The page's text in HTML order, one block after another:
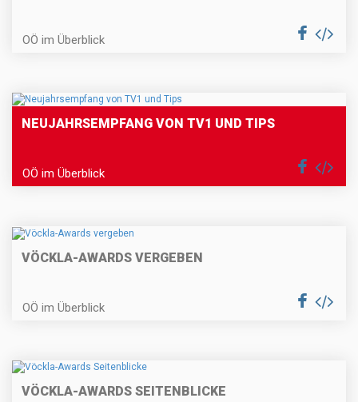
OÖ im Überblick
NEUJAHRSEMPFANG VON TV1 UND TIPS
OÖ im Überblick
VÖCKLA-AWARDS VERGEBEN
OÖ im Überblick
VÖCKLA-AWARDS SEITENBLICKE